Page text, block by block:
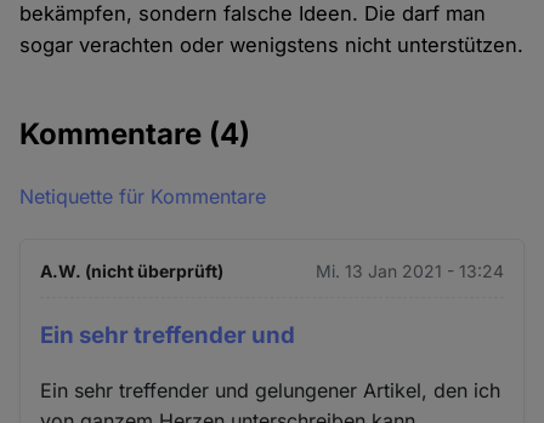
bekämpfen, sondern falsche Ideen. Die darf man
sogar verachten oder wenigstens nicht unterstützen.
Kommentare (4)
Netiquette für Kommentare
A.W. (nicht überprüft) Mi. 13 Jan 2021 - 13:24
Ein sehr treffender und
Ein sehr treffender und gelungener Artikel, den ich